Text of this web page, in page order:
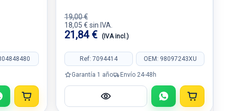
19,00 €
18,05 € sin IVA.
21,84 € (IVA incl.)
Ref: 7094414 OEM: 98097243XU
Garantía 1 año Envío 24-48h